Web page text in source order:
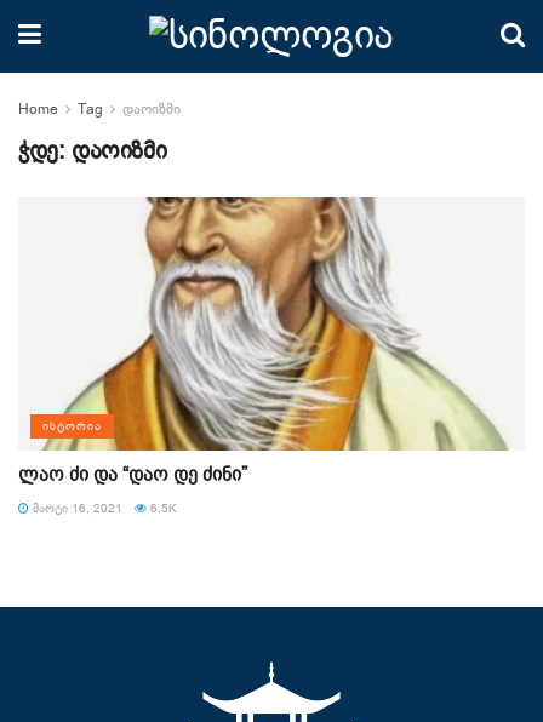
Home Tag დაოიზმი
ჭდე: დაოიზმი
ᲘᲡᲢᲝᲠᲘᲐ
ლაო ძი და “დაო დე ძინი”
ᲛᲐᲠᲢᲘ 16, 2021 6.5K